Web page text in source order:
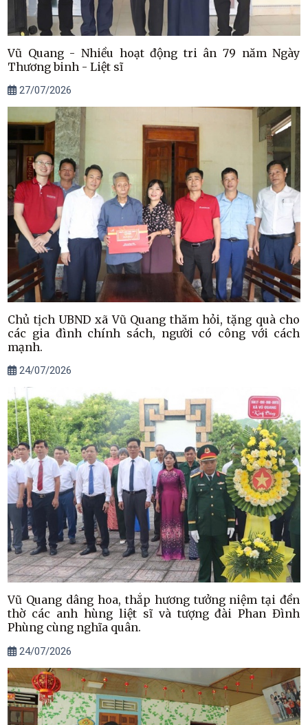
Vũ Quang - Nhiều hoạt động tri ân 79 năm Ngày
Thương binh - Liệt sĩ
27/07/2026
Chủ tịch UBND xã Vũ Quang thăm hỏi, tặng quà cho
các gia đình chính sách, người có công với cách
mạnh.
24/07/2026
Vũ Quang dâng hoa, thắp hương tưởng niệm tại đền
thờ các anh hùng liệt sĩ và tượng đài Phan Đình
Phùng cùng nghĩa quân.
24/07/2026